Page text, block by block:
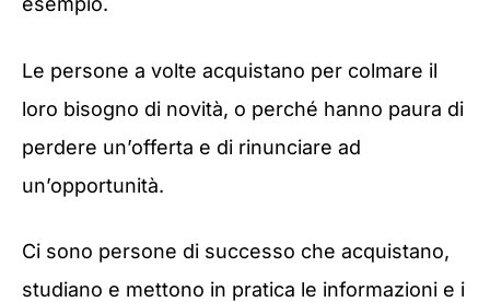
Le persone a volte acquistano per colmare il
loro bisogno di novità, o perché hanno paura di
perdere un’offerta e di rinunciare ad
un’opportunità.
Ci sono persone di successo che acquistano,
studiano e mettono in pratica le informazioni e i